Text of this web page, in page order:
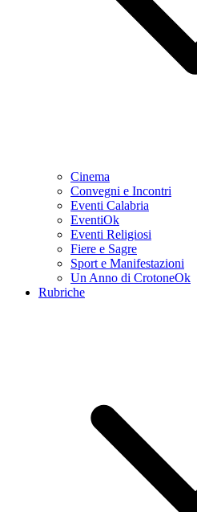
Cinema
Convegni e Incontri
Eventi Calabria
EventiOk
Eventi Religiosi
Fiere e Sagre
Sport e Manifestazioni
Un Anno di CrotoneOk
Rubriche